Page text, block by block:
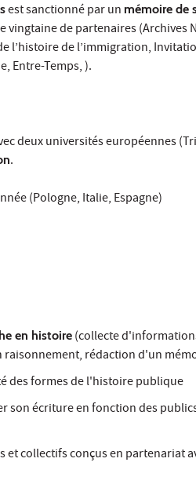
est sanctionné par un mémoire de
vingtaine de partenaires (Archives
l’histoire de l’immigration,
Entre-Temps, ).
deux universités européennes
.
(Pologne, Italie, Espagne)
en histoire (collecte
rédaction d'un
des formes de l'histoire publique
son écriture en fonction des
et collectifs conçus en partenariat